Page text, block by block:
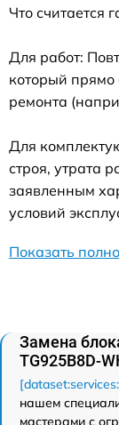
Что считается
Для работ:
который прямо
ремонта
Для
строя, утрата
заявленным
условий
Показать
Замена
TG925B8D-
нашем
мастерами с